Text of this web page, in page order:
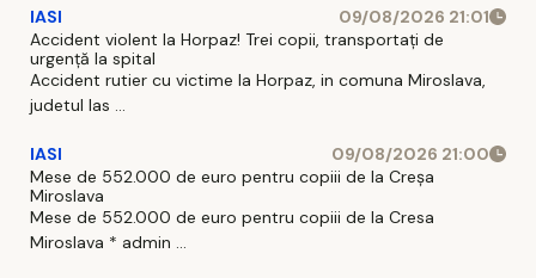
IASI
09/08/2026 21:01
Accident violent la Horpaz! Trei copii, transportați de
urgență la spital
Accident rutier cu victime la Horpaz, in comuna Miroslava,
judetul Ias ...
IASI
09/08/2026 21:00
Mese de 552.000 de euro pentru copiii de la Creșa
Miroslava
Mese de 552.000 de euro pentru copiii de la Cresa
Miroslava * admin ...